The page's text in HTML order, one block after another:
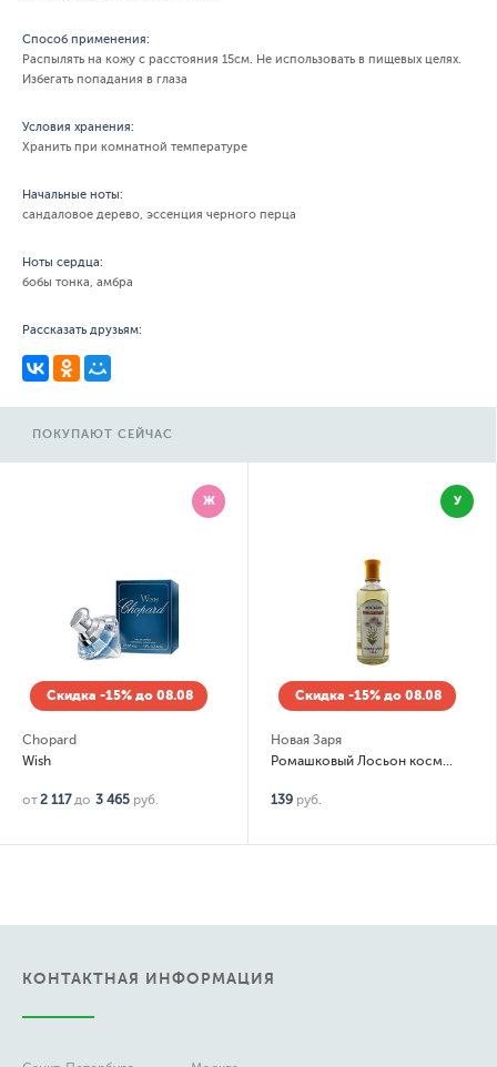
Способ применения:
Распылять на кожу с расстояния 15см. Не использовать в пищевых целях.
Избегать попадания в глаза
Условия хранения:
Хранить при комнатной температуре
Начальные ноты:
сандаловое дерево, эссенция черного перца
Ноты сердца:
бобы тонка, амбра
Рассказать друзьям:
ПОКУПАЮТ СЕЙЧАС
Ж
Скидка -15% до 08.08
Chopard
Wish
от2 117 до3 465 руб.
У
Скидка -15% до 08.08
Новая Заря
Ромашковый Лосьон косметический
139 руб.
КОНТАКТНАЯ ИНФОРМАЦИЯ